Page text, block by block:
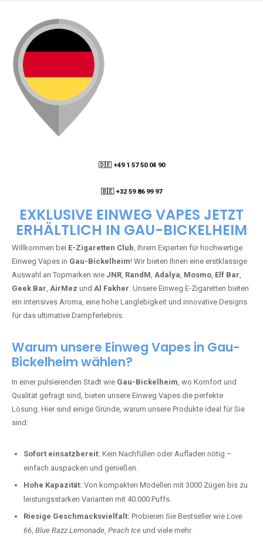
🇩🇪 +49 1 57 50 04 90
🇧🇪 +32 59 86 99 97
EXKLUSIVE EINWEG VAPES JETZT
ERHÄLTLICH IN GAU-BICKELHEIM
Willkommen bei E-Zigaretten Club, Ihrem Experten für hochwertige
Einweg Vapes in Gau-Bickelheim! Wir bieten Ihnen eine erstklassige
Auswahl an Topmarken wie JNR, RandM, Adalya, Mosmo, Elf Bar,
Geek Bar, AirMez und Al Fakher. Unsere Einweg E-Zigaretten bieten
ein intensives Aroma, eine hohe Langlebigkeit und innovative Designs
für das ultimative Dampferlebnis.
Warum unsere Einweg Vapes in Gau-
Bickelheim wählen?
In einer pulsierenden Stadt wie Gau-Bickelheim, wo Komfort und
Qualität gefragt sind, bieten unsere Einweg Vapes die perfekte
Lösung. Hier sind einige Gründe, warum unsere Produkte ideal für Sie
sind:
Sofort einsatzbereit: Kein Nachfüllen oder Aufladen nötig –
einfach auspacken und genießen.
Hohe Kapazität: Von kompakten Modellen mit 3000 Zügen bis zu
leistungsstarken Varianten mit 40.000 Puffs.
Riesige Geschmacksvielfalt: Probieren Sie Bestseller wie Love
66, Blue Razz Lemonade, Peach Ice und viele mehr.